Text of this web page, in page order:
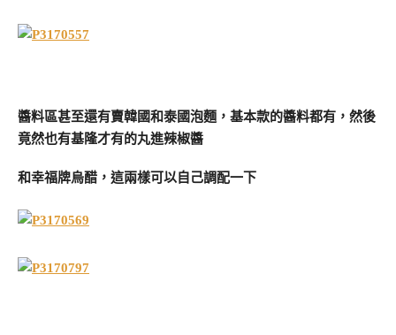
醬料區甚至還有賣韓國和泰國泡麵，基本款的醬料都有，然後
竟然也有基隆才有的丸進辣椒醬
和幸福牌烏醋，這兩樣可以自己調配一下